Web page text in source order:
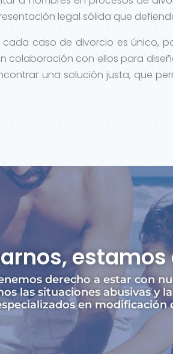
legal sólida que
caso de divorcio es único,
colaboración con ellos para
una solución justa, que
derecho a estar con
las situaciones abusivas y
en modificación